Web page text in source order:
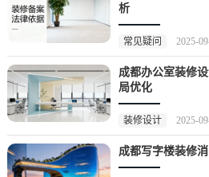
析
常见疑问 2025-
成都办公室装修
局优化
装修设计 2025-
成都写字楼装修